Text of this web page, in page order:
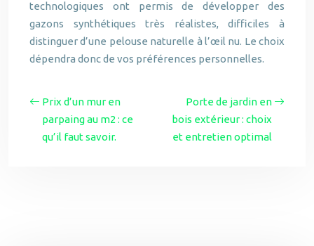
technologiques ont permis de développer des
gazons synthétiques très réalistes, difficiles à
distinguer d’une pelouse naturelle à l’œil nu. Le choix
dépendra donc de vos préférences personnelles.
Prix d’un mur en
parpaing au m2 : ce
qu’il faut savoir.
Porte de jardin en
bois extérieur : choix
et entretien optimal